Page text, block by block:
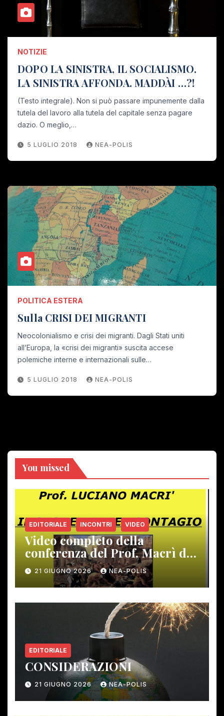
NOTIZIE
DOPO LA SINISTRA, IL SOCIALISMO.
LA SINISTRA AFFONDA. MADDÀI …?!
(Testo integrale). Non si può passare impunemente dalla
tutela del lavoro alla tutela del capitale senza pagare
dazio. O meglio,…
5 LUGLIO 2018 NEA-POLIS
POLITICA ESTERA
Sulla CRISI DEI MIGRANTI
Neocolonialismo e crisi dei migranti. Dagli Stati uniti
all’Europa, la «crisi dei migranti» suscita accese
polemiche interne e internazionali sulle…
5 LUGLIO 2018 NEA-POLIS
You missed
EDITORIALE INCONTRI VIDEO
Video completo della
conferenza del Prof. Macrì del
12 giugno scorso
21 GIUGNO 2026 NEA-POLIS
EDITORIALE
CONSIDERAZIONI
21 GIUGNO 2026 NEA-POLIS